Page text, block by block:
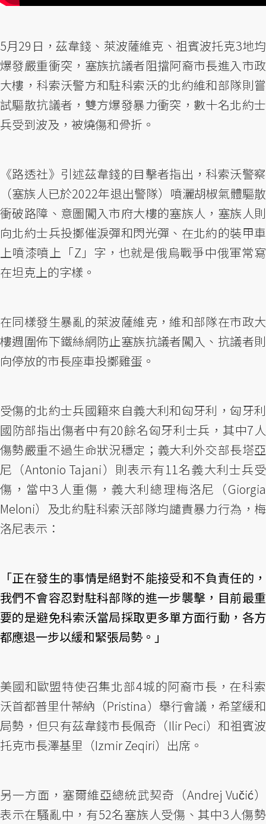
5月29日，茲韋錢、萊波薩維克、祖賓波托克3地均
爆發嚴重衝突，塞族抗議者阻擋阿裔市長進入市政
大樓，科索沃警方和駐科索沃的北約維和部隊則嘗
試驅散抗議者，雙方爆發暴力衝突，數十名北約士
兵受到波及，被燒傷和骨折。
《路透社》引述茲韋錢的目擊者指出，科索沃警察
（塞族人已於2022年退出警隊）噴灑胡椒氣體驅散
衝破路障、意圖闖入市府大樓的塞族人，塞族人則
向北約士兵投擲催淚彈和閃光彈、在北約的裝甲車
上噴漆噴上「Z」字，也就是俄烏戰爭中俄軍常寫
在坦克上的字樣。
在同樣發生暴亂的萊波薩維克，維和部隊在市政大
樓週圍佈下鐵絲網防止塞族抗議者闖入、抗議者則
向停放的市長座車投擲雞蛋。
受傷的北約士兵國籍來自義大利和匈牙利，匈牙利
國防部指出傷者中有20餘名匈牙利士兵，其中7人
傷勢嚴重不過生命狀況穩定；義大利外交部長塔亞
尼（Antonio Tajani）則表示有11名義大利士兵受
傷，當中3人重傷，義大利總理梅洛尼（Giorgia
Meloni）及北約駐科索沃部隊均譴責暴力行為，梅
洛尼表示：
「正在發生的事情是絕對不能接受和不負責任的，
我們不會容忍對駐科部隊的進一步襲擊，目前最重
要的是避免科索沃當局採取更多單方面行動，各方
都應退一步以緩和緊張局勢。」
美國和歐盟特使召集北部4城的阿裔市長，在科索
沃首都普里什蒂納（Pristina）舉行會議，希望緩和
局勢，但只有茲韋錢市長佩奇（Ilir Peci）和祖賓波
托克市長澤基里（Izmir Zeqiri）出席。
另一方面，塞爾維亞總統武契奇（Andrej Vučić）
表示在騷亂中，有52名塞族人受傷、其中3人傷勢